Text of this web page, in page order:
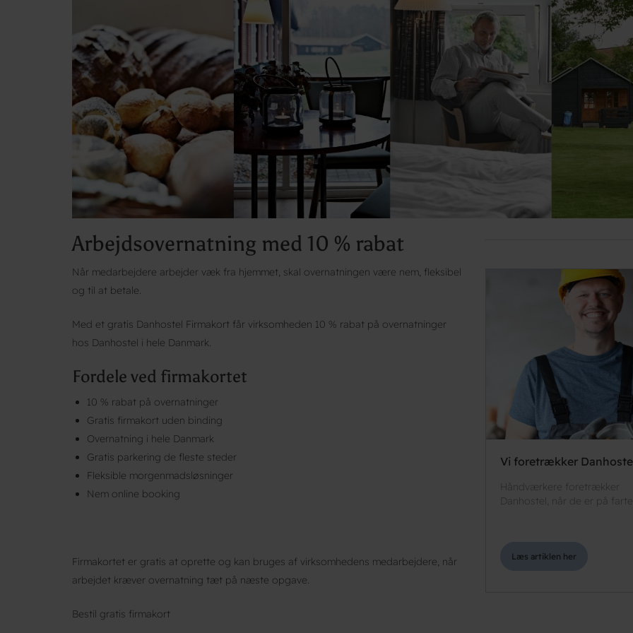
Arbejdsovernatning med 10 % rabat
Når medarbejdere arbejder væk fra hjemmet, skal overnatningen være nem, fleksibel
og til at betale.
Med et gratis Danhostel Firmakort får virksomheden 10 % rabat på overnatninger
hos Danhostel i hele Danmark.
Fordele ved firmakortet
10 % rabat på overnatninger
Gratis firmakort uden binding
Overnatning i hele Danmark
Gratis parkering de fleste steder
Fleksible morgenmadsløsninger
Nem online booking
Firmakortet er gratis at oprette og kan bruges af virksomhedens medarbejdere, når
arbejdet kræver overnatning tæt på næste opgave.
Bestil gratis firmakort
Vi foretrækker
Håndværkere foretrækker
Danhostel, når de er på
Læs artiklen her